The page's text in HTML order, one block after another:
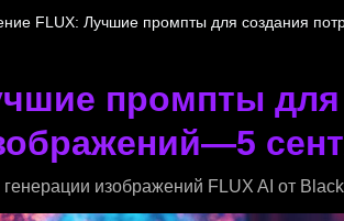
FLUX: Лучшие промпты для создания
промпты
изображений FLUX AI от